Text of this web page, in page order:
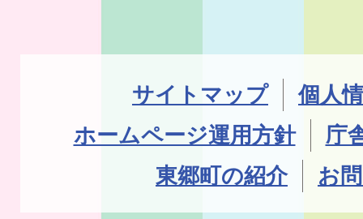
サイトマップ
個人
ホームページ運用方針
庁
東郷町の紹介
お